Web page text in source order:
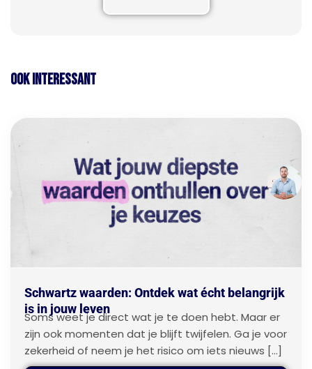
Ook interessant
Schwartz waarden: Ontdek wat écht belangrijk
is in jouw leven
Soms weet je direct wat je te doen hebt. Maar er
zijn ook momenten dat je blijft twijfelen. Ga je voor
zekerheid of neem je het risico om iets nieuws […]